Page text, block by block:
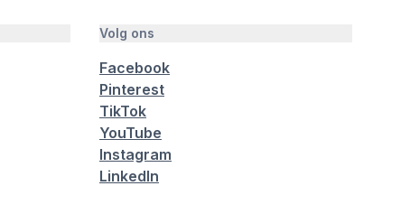
Volg ons
Facebook
Pinterest
TikTok
YouTube
Instagram
LinkedIn